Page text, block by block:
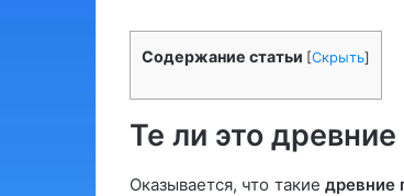
Содержание статьи [Скрыть]
Те ли это
Оказывается, что такие древние